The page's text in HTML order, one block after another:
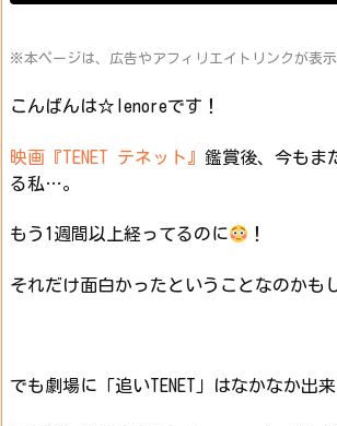
※本ページは、広告やアフィリエイトリンクが表
こんばんは☆lenoreです！
映画『TENET テネット』 鑑賞後、今もま
る私…。
もう1週間以上経ってるのに ！
それだけ面白かったということなのかも
でも劇場に「追いTENET」はなかなか出